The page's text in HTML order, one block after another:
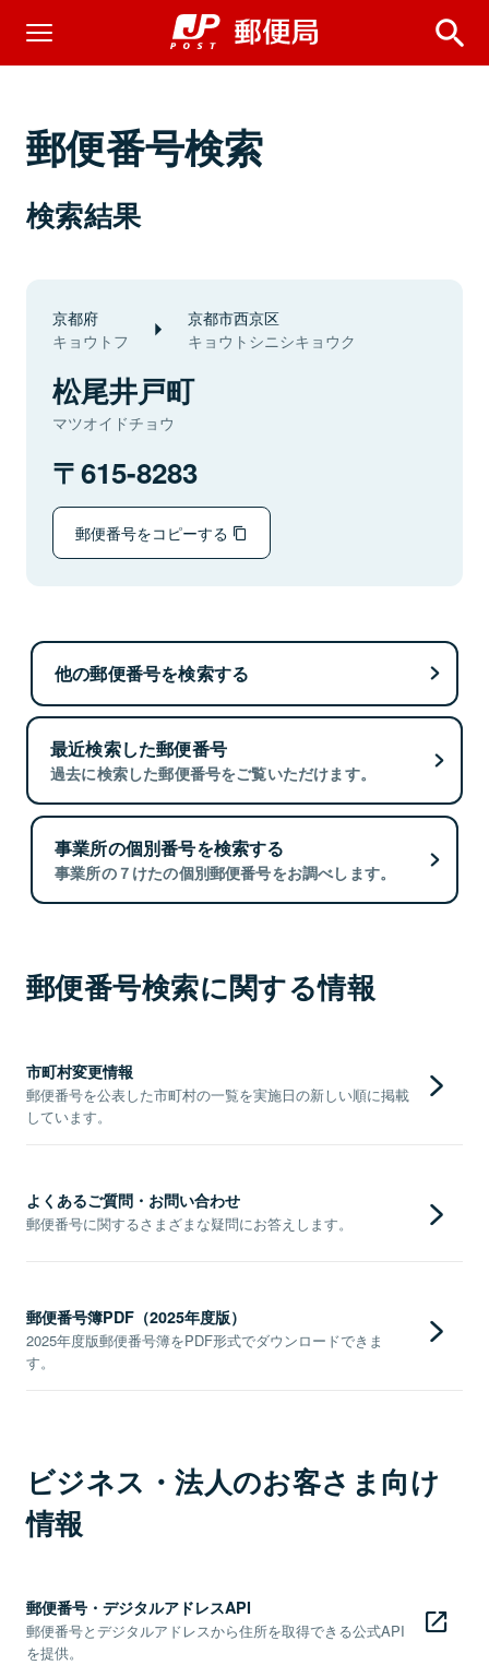
郵便番号検索
検索結果
京都府
キョウトフ
京都市西京区
キョウトシニシキョウク
松尾井戸町
マツオイドチョウ
615-8283
郵便番号をコピーする
他の郵便番号を検索する
最近検索した郵便番号
過去に検索した郵便番号をご覧いただけます。
事業所の個別番号を検索する
事業所の７けたの個別郵便番号をお調べします。
郵便番号検索に関する情報
市町村変更情報
郵便番号を公表した市町村の一覧を実施日の新しい順に掲載
しています。
よくあるご質問・お問い合わせ
郵便番号に関するさまざまな疑問にお答えします。
郵便番号簿PDF（2025年度版）
2025年度版郵便番号簿をPDF形式でダウンロードできま
す。
ビジネス・法人のお客さま向け
情報
郵便番号・デジタルアドレスAPI
郵便番号とデジタルアドレスから住所を取得できる公式API
を提供。